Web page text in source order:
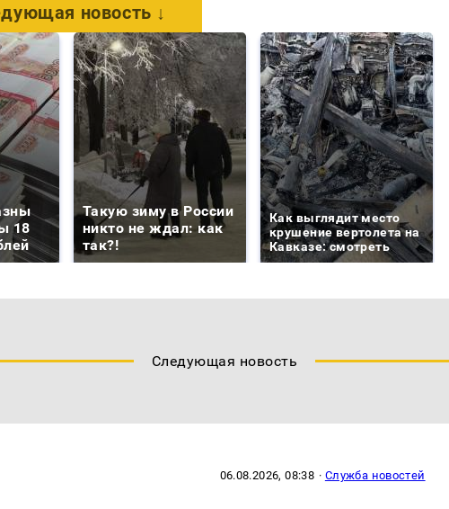
новость ↓
18
Такую зиму в России
никто не ждал: как
так?!
Как выглядит место
крушение вертолета на
Кавказе: смотреть
Следующая новость
06.08.2026, 08:38 · Служба новостей